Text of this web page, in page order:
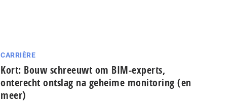
CARRIÈRE
Kort: Bouw schreeuwt om BIM-experts,
onterecht ontslag na geheime monitoring (en
meer)